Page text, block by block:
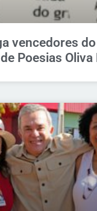
vencedores do
Poesias Oliva